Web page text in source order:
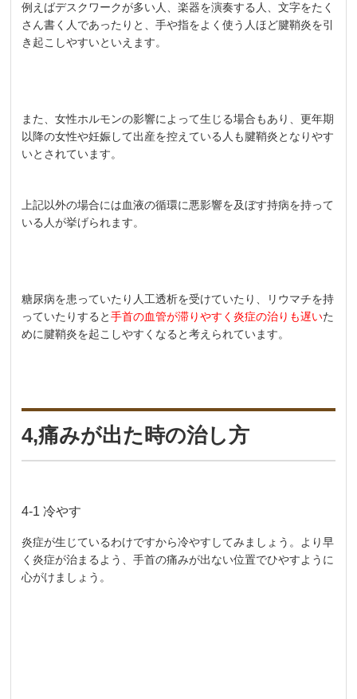
例えばデスクワークが多い人、楽器を演奏する人、文字をたく
さん書く人であったりと、手や指をよく使う人ほど腱鞘炎を引
き起こしやすいといえます。
また、女性ホルモンの影響によって生じる場合もあり、更年期
以降の女性や妊娠して出産を控えている人も腱鞘炎となりやす
いとされています。
上記以外の場合には血液の循環に悪影響を及ぼす持病を持って
いる人が挙げられます。
糖尿病を患っていたり人工透析を受けていたり、リウマチを持
っていたりすると手首の血管が滞りやすく炎症の治りも遅いた
めに腱鞘炎を起こしやすくなると考えられています。
4,痛みが出た時の治し方
4-1 冷やす
炎症が生じているわけですから冷やすしてみましょう。より早
く炎症が治まるよう、手首の痛みが出ない位置でひやすように
心がけましょう。